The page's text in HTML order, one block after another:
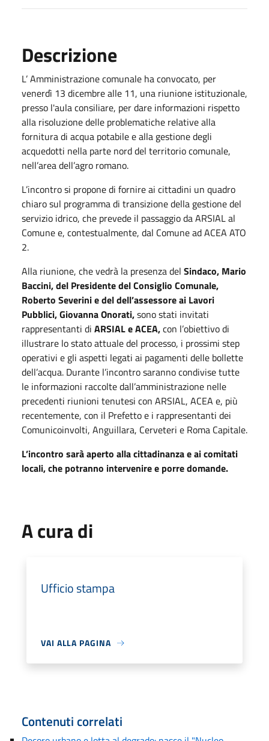
Descrizione
L’ Amministrazione comunale ha convocato, per
venerdì 13 dicembre alle 11, una riunione istituzionale,
presso l'aula consiliare, per dare informazioni rispetto
alla risoluzione delle problematiche relative alla
fornitura di acqua potabile e alla gestione degli
acquedotti nella parte nord del territorio comunale,
nell’area dell’agro romano.
L’incontro si propone di fornire ai cittadini un quadro
chiaro sul programma di transizione della gestione del
servizio idrico, che prevede il passaggio da ARSIAL al
Comune e, contestualmente, dal Comune ad ACEA ATO
2.
Alla riunione, che vedrà la presenza del Sindaco, Mario
Baccini, del Presidente del Consiglio Comunale,
Roberto Severini e del dell’assessore ai Lavori
Pubblici, Giovanna Onorati,sono stati invitati
rappresentanti di ARSIAL e ACEA,con l’obiettivo di
illustrare lo stato attuale del processo, i prossimi step
operativi e gli aspetti legati ai pagamenti delle bollette
dell’acqua. Durante l’incontro saranno condivise tutte
le informazioni raccolte dall’amministrazione nelle
precedenti riunioni tenutesi con ARSIAL, ACEA e, più
recentemente, con il Prefetto e i rappresentanti dei
Comunicoinvolti, Anguillara, Cerveteri e Roma Capitale.
L’incontro sarà aperto alla cittadinanza e ai comitati
locali, che potranno intervenire e porre domande.
A cura di
Ufficio stampa
VAI ALLA PAGINA
Contenuti correlati